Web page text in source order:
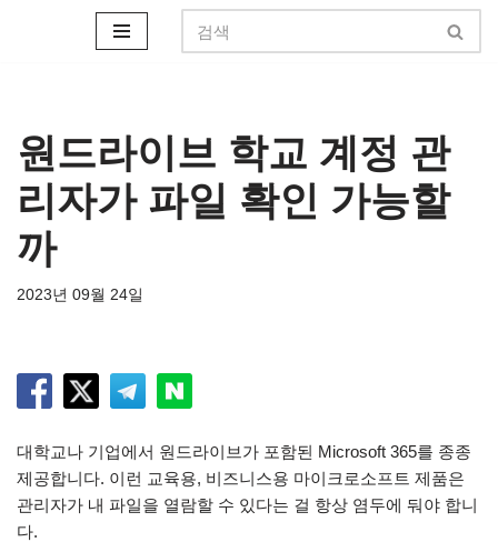
로
건
너
기
원드라이브 학교 계정 관
리자가 파일 확인 가능할
까
2023년 09월 24일
대학교나 기업에서 원드라이브가 포함된 Microsoft 365를 종종
제공합니다. 이런 교육용, 비즈니스용 마이크로소프트 제품은
관리자가 내 파일을 열람할 수 있다는 걸 항상 염두에 둬야 합니
다.